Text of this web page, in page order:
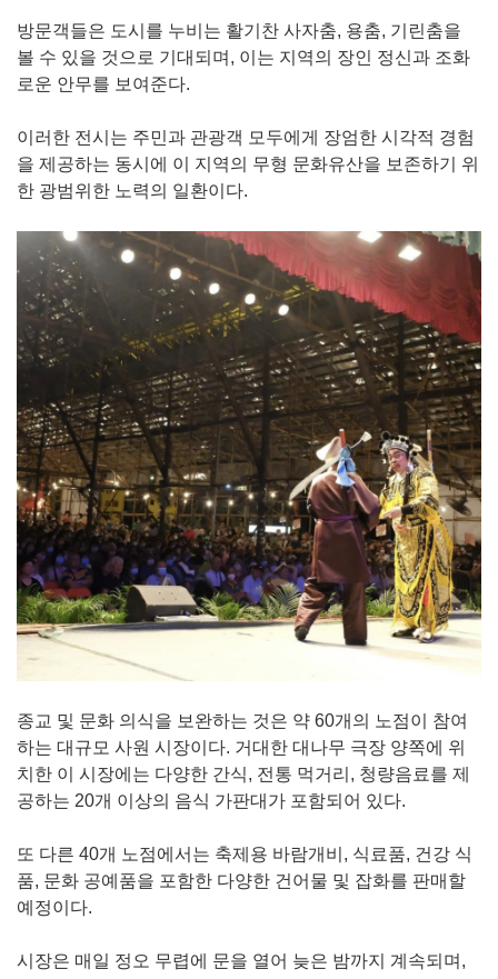
방문객들은 도시를 누비는 활기찬 사자춤, 용춤, 기린춤을
볼 수 있을 것으로 기대되며, 이는 지역의 장인 정신과 조화
로운 안무를 보여준다.
이러한 전시는 주민과 관광객 모두에게 장엄한 시각적 경험
을 제공하는 동시에 이 지역의 무형 문화유산을 보존하기 위
한 광범위한 노력의 일환이다.
종교 및 문화 의식을 보완하는 것은 약 60개의 노점이 참여
하는 대규모 사원 시장이다. 거대한 대나무 극장 양쪽에 위
치한 이 시장에는 다양한 간식, 전통 먹거리, 청량음료를 제
공하는 20개 이상의 음식 가판대가 포함되어 있다.
또 다른 40개 노점에서는 축제용 바람개비, 식료품, 건강 식
품, 문화 공예품을 포함한 다양한 건어물 및 잡화를 판매할
예정이다.
시장은 매일 정오 무렵에 문을 열어 늦은 밤까지 계속되며,